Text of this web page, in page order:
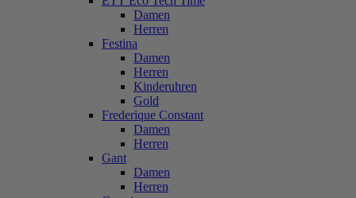
Damen
Herren
Festina
Damen
Herren
Kinderuhren
Gold
Frederique Constant
Damen
Herren
Gant
Damen
Herren